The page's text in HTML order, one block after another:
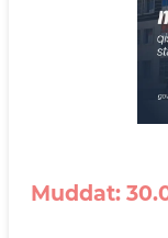
Muddat: